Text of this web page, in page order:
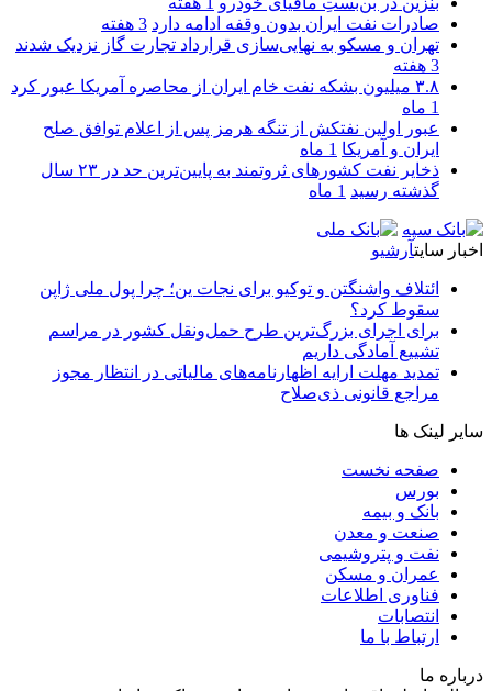
صادرات نفت ایران بدون وقفه ادامه دارد 3 هفته
تهران و مسکو به نهایی‌سازی قرارداد تجارت گاز نزدیک شدند
3 هفته
۳.۸ میلیون بشکه نفت خام ایران از محاصره آمریکا عبور کرد
1 ماه
عبور اولین نفتکش از تنگه هرمز پس از اعلام توافق صلح
ایران و آمریکا 1 ماه
ذخایر نفت کشورهای ثروتمند به پایین‌ترین حد در ۲۳ سال
گذشته رسید 1 ماه
اخبار سایتآرشیو
ائتلاف واشنگتن و توکیو برای نجات ین؛ چرا پول ملی ژاپن
سقوط کرد؟
برای اجرای بزرگ‌ترین طرح حمل‌ونقل کشور در مراسم
تشییع آمادگی داریم
تمدید مهلت ارایه اظهارنامه‌های مالیاتی در انتظار مجوز
مراجع قانونی ذی‌‏صلاح
سایر لینک ها
صفحه نخست
بورس
بانک و بیمه
صنعت و معدن
نفت و پتروشیمی
عمران و مسکن
فناوری اطلاعات
انتصابات
ارتباط با ما
درباره ما